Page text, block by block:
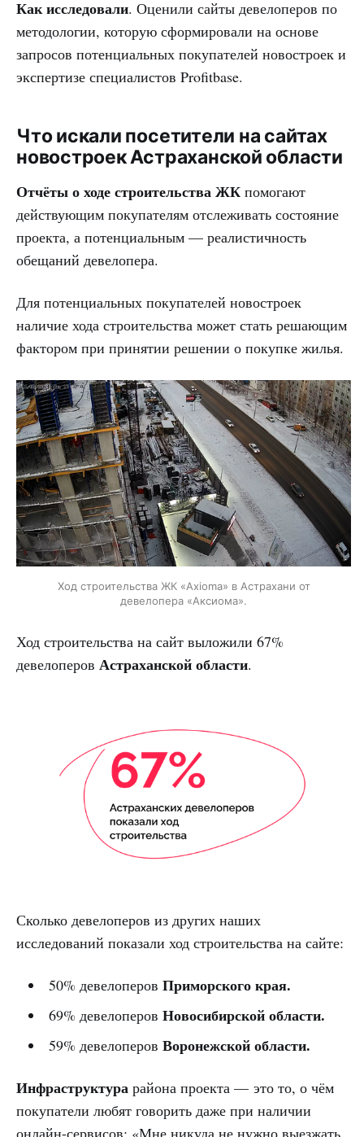
Как исследовали. Оценили сайты девелоперов по
методологии, которую сформировали на основе
запросов потенциальных покупателей новостроек и
экспертизе специалистов Profitbase.
Что искали посетители на сайтах
новостроек Астраханской области
Отчёты о ходе строительства ЖК помогают
действующим покупателям отслеживать состояние
проекта, а потенциальным — реалистичность
обещаний девелопера.
Для потенциальных покупателей новостроек
наличие хода строительства может стать решающим
фактором при принятии решении о покупке жилья.
Ход строительства ЖК «Axioma» в Астрахани от
девелопера «Аксиома».
Ход строительства на сайт выложили 67%
девелоперов Астраханской области.
Сколько девелоперов из других наших
исследований показали ход строительства на сайте:
50% девелоперов Приморского края.
69% девелоперов Новосибирской области.
59% девелоперов Воронежской области.
Инфраструктура района проекта — это то, о чём
покупатели любят говорить даже при наличии
онлайн-сервисов: «Мне никуда не нужно выезжать